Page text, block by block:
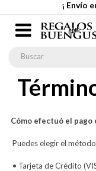
¡ Envío
Cómo efectuó el pago
Puedes elegir el
• Tarjeta de Crédito